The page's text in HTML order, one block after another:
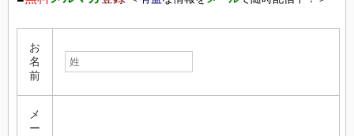
お
名
前
メ
ー